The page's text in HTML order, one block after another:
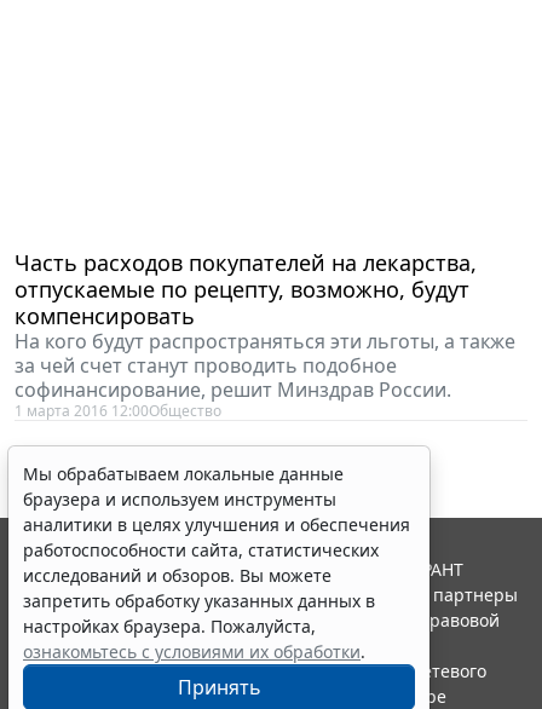
Часть расходов покупателей на лекарства,
отпускаемые по рецепту, возможно, будут
компенсировать
На кого будут распространяться эти льготы, а также
за чей счет станут проводить подобное
софинансирование, решит Минздрав России.
1 марта 2016 12:00Общество
Мы обрабатываем локальные данные
браузера и используем инструменты
аналитики в целях улучшения и обеспечения
работоспособности сайта, статистических
исследований и обзоров. Вы можете
запретить обработку указанных данных в
настройках браузера. Пожалуйста,
ознакомьтесь с условиями их обработки.
Принять
© ООО "НПП "ГАРАНТ-СЕРВИС", 2026. Система ГАРАНТ
выпускается с 1990 года. Компания "Гарант" и ее партнеры
являются участниками Российской ассоциации правовой
информации ГАРАНТ.
Портал ГАРАНТ.РУ зарегистрирован в качестве сетевого
издания Федеральной службой по надзору в сфере